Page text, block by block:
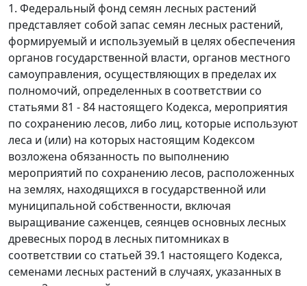
1. Федеральный фонд семян лесных растений
представляет собой запас семян лесных растений,
формируемый и используемый в целях обеспечения
органов государственной власти, органов местного
самоуправления, осуществляющих в пределах их
полномочий, определенных в соответствии со
статьями 81 - 84 настоящего Кодекса, мероприятия
по сохранению лесов, либо лиц, которые используют
леса и (или) на которых настоящим Кодексом
возложена обязанность по выполнению
мероприятий по сохранению лесов, расположенных
на землях, находящихся в государственной или
муниципальной собственности, включая
выращивание саженцев, сеянцев основных лесных
древесных пород в лесных питомниках в
соответствии со статьей 39.1 настоящего Кодекса,
семенами лесных растений в случаях, указанных в